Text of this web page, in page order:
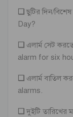
❏ছুটির দিন/
Day?
❏ এলার্ম সেট
alarm for six
❏ এলার্ম বাতিল
alarms.
❏ দুইটি তারিখের